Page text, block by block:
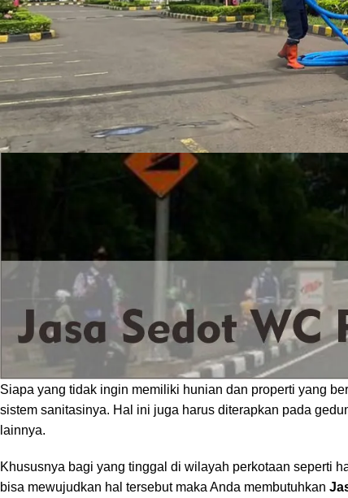
Siapa yang tidak ingin memiliki hunian dan properti yang
sistem sanitasinya. Hal ini juga harus diterapkan pada
lainnya.
Khususnya bagi yang tinggal di wilayah perkotaan seperti
bisa mewujudkan hal tersebut maka Anda membutuhkan